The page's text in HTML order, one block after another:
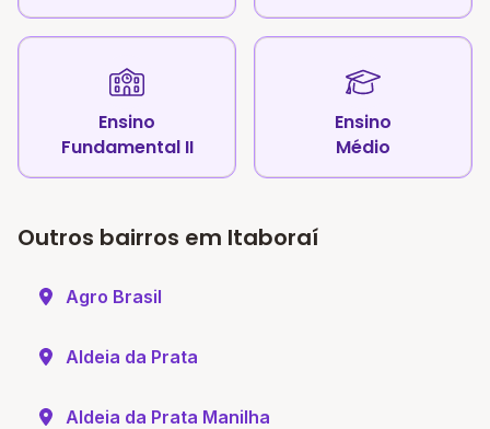
Ensino
Fundamental II
Ensino
Médio
Outros bairros em Itaboraí
Agro Brasil
Aldeia da Prata
Aldeia da Prata Manilha